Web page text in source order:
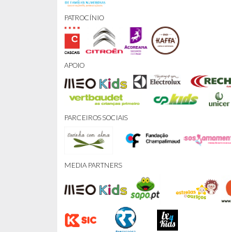
PATROCÍNIO
APOIO
PARCEIROS SOCIAIS
MEDIA PARTNERS